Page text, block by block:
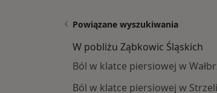
Powiązane wyszukiwania
W pobliżu Ząbkowic Śląskich
Ból w klatce piersiowej w
Ból w klatce piersiowej w